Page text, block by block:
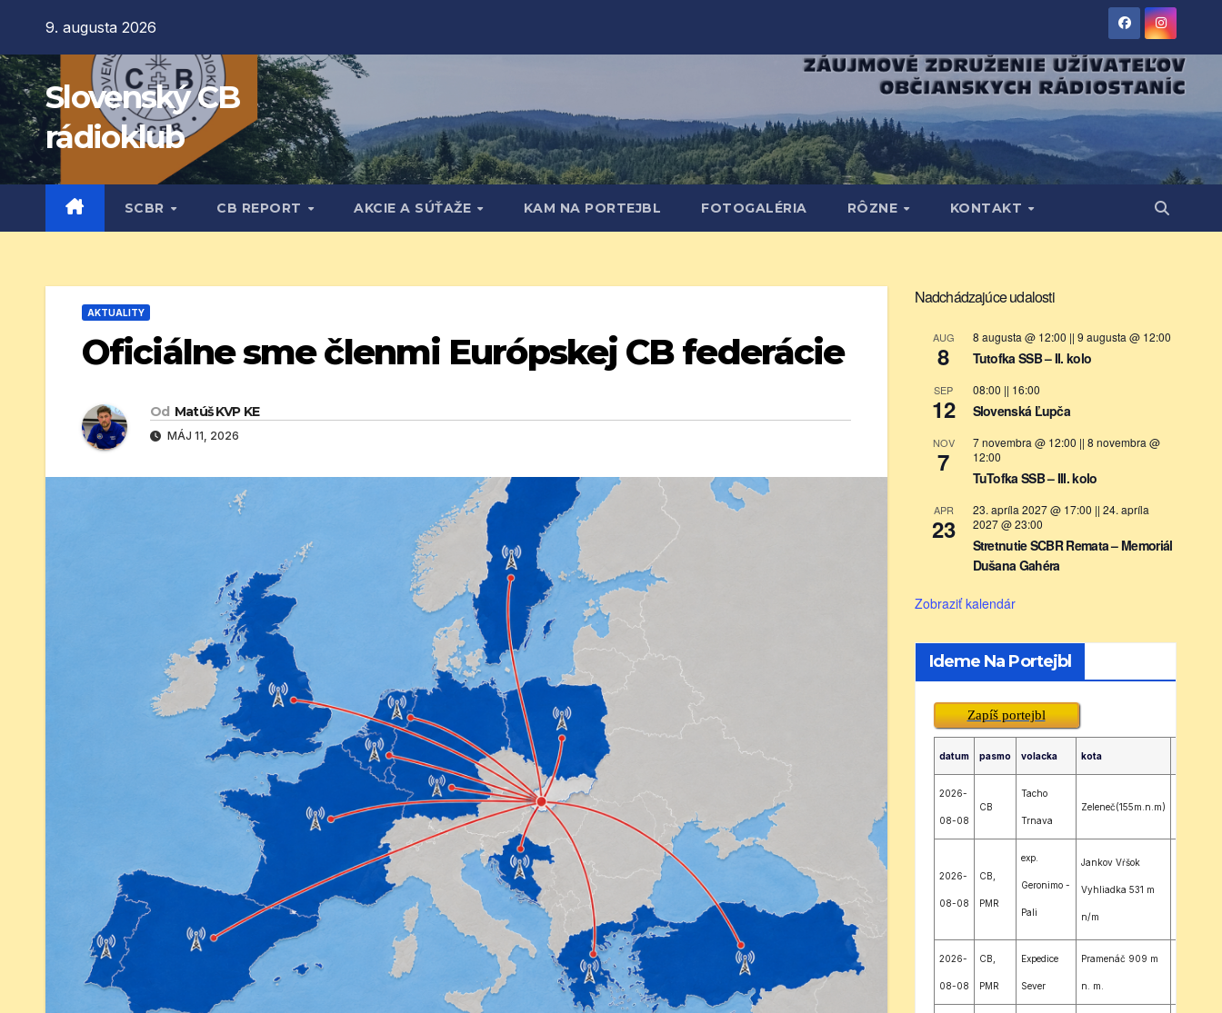
obsah
9. augusta 2026
Slovenský CB
rádioklub
SCBR CB REPORT AKCIE A SÚŤAŽE KAM NA PORTEJBL FOTOGALÉRIA RÔZNE KONTAKT
AKTUALITY
Oficiálne sme členmi Európskej CB federácie
Od Matúš KVP KE
MÁJ 11, 2026
Nadchádzajúce udalosti
AUG
8
8 augusta @ 12:00 || 9 augusta @ 12:00
Tutofka SSB – II. kolo
SEP
12
08:00 || 16:00
Slovenská Ľupča
NOV
7
7 novembra @ 12:00 || 8 novembra @
12:00
TuTofka SSB – III. kolo
APR
23
23. apríla 2027 @ 17:00 || 24. apríla
2027 @ 23:00
Stretnutie SCBR Remata – Memoriál
Dušana Gahéra
Zobraziť kalendár
Ideme Na Portejbl
Zapíš portejbl
datum pasmo volacka kota
2026-
08-08
CB
Tacho
Trnava
Zeleneč(155m.n.m)
2026-
08-08
CB,
PMR
exp.
Geronimo -
Pali
Tekovské
Lužany
Jankov Vŕšok
Vyhliadka 531 m
n/m
2026-
08-08
CB,
PMR
Expedice
Sever
Pramenáč 909 m
n. m.